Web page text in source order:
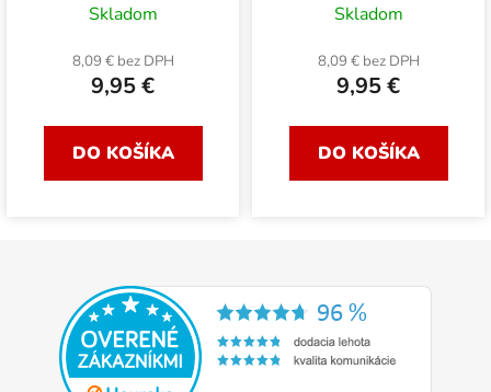
Skladom
8,09 € bez DPH
9,95 €
DO KOŠÍKA
Skladom
8,09 € bez DPH
9,95 €
DO KOŠÍKA